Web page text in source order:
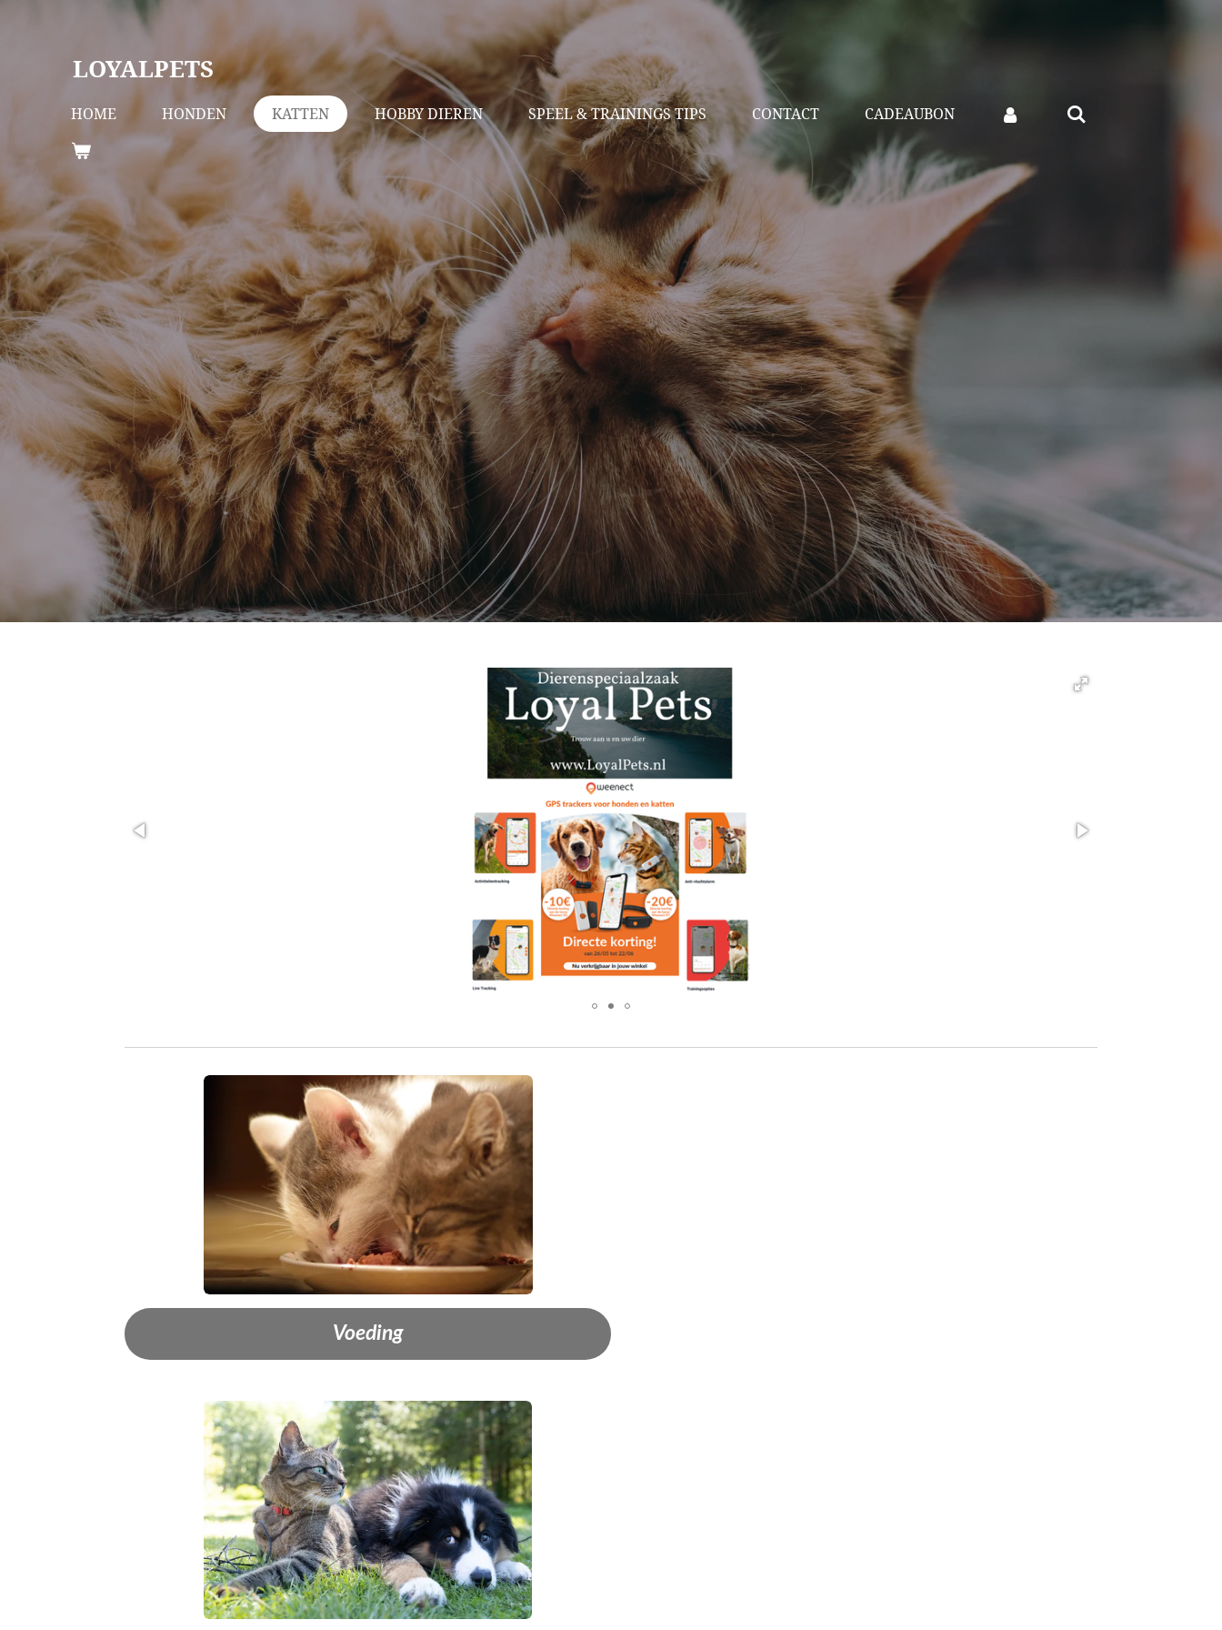
hoofdinhoud
LOYALPETS
HOME HONDEN KATTEN HOBBY DIEREN SPEEL & TRAININGS TIPS CONTACT CADEAUBON
Voeding